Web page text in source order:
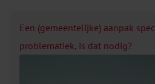
Een (gemeentelijke) aanpak
problematiek, is dat nodig?